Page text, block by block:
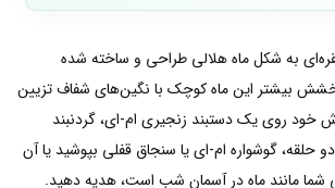
به شکل ماه هلالی طراحی و ساخته شده
بیشتر این ماه کوچک با نگین‌های شفاف تزیین
خود روی یک دستبند زنجیری ام-ای، گردنبند
حلقه، گوشواره ام-ای یا سنجاق قفلی بپوشید یا آن
شما مانند ماه در آسمان شب است، هدیه دهید.